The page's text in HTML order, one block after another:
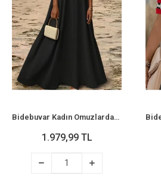
Bidebuvar Kadın Omuzlardan Açık Boyundan Aksesuar Detaylı Kemersiz Uzun Viskon Elbise
1.979,99 TL